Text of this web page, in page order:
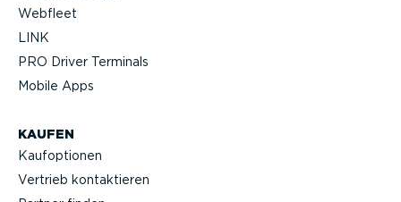
Webfleet
LINK
PRO Driver Terminals
Mobile Apps
KAUFEN
Kaufop­tionen
Vertrieb kontak­tieren